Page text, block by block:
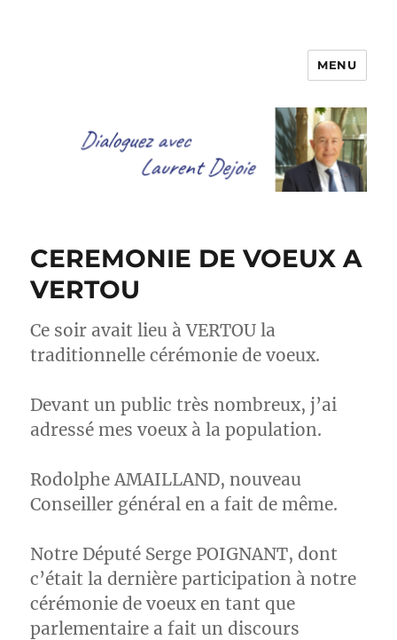
Dialoguez avec Laurent Dejoie
MENU
CEREMONIE DE VOEUX A
VERTOU
Ce soir avait lieu à VERTOU la
traditionnelle cérémonie de voeux.
Devant un public très nombreux, j’ai
adressé mes voeux à la population.
Rodolphe AMAILLAND, nouveau
Conseiller général en a fait de même.
Notre Député Serge POIGNANT, dont
c’était la dernière participation à notre
cérémonie de voeux en tant que
parlementaire a fait un discours